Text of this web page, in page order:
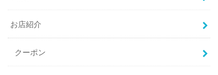
お店紹介
クーポン